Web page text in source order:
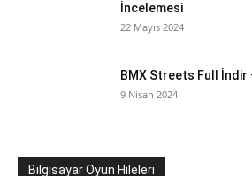
İncelemesi
22 Mayıs 2024
BMX Streets Full İndir
9 Nisan 2024
Bilgisayar Oyun Hileleri